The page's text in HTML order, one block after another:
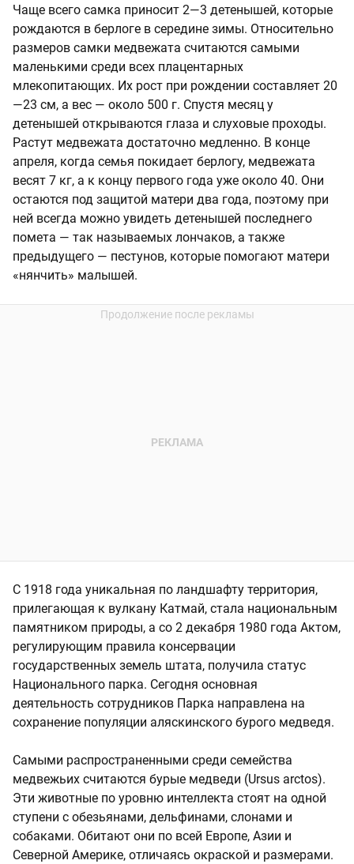
Чаще всего самка приносит 2—3 детенышей, которые
рождаются в берлоге в середине зимы. Относительно
размеров самки медвежата считаются самыми
маленькими среди всех плацентарных
млекопитающих. Их рост при рождении составляет 20
—23 см, а вес — около 500 г. Спустя месяц у
детенышей открываются глаза и слуховые проходы.
Растут медвежата достаточно медленно. В конце
апреля, когда семья покидает берлогу, медвежата
весят 7 кг, а к концу первого года уже около 40. Они
остаются под защитой матери два года, поэтому при
ней всегда можно увидеть детенышей последнего
помета — так называемых лончаков, а также
предыдущего — пестунов, которые помогают матери
«нянчить» малышей.
С 1918 года уникальная по ландшафту территория,
прилегающая к вулкану Катмай, стала национальным
памятником природы, а со 2 декабря 1980 года Актом,
регулирующим правила консервации
государственных земель штата, получила статус
Национального парка. Сегодня основная
деятельность сотрудников Парка направлена на
сохранение популяции аляскинского бурого медведя.
Самыми распространенными среди семейства
медвежьих считаются бурые медведи (Ursus arctos).
Эти животные по уровню интеллекта стоят на одной
ступени с обезьянами, дельфинами, слонами и
собаками. Обитают они по всей Европе, Азии и
Северной Америке, отличаясь окраской и размерами.